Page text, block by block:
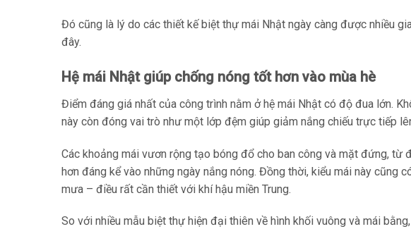
Đó cũng là lý do các thiết kế biệt thự mái Nhật ngày càng được nhiều
đây.
Hệ mái Nhật giúp chống nóng tốt hơn vào mùa hè
Điểm đáng giá nhất của công trình nằm ở hệ mái Nhật có độ đua lớn.
này còn đóng vai trò như một lớp đệm giúp giảm nắng chiếu trực tiếp
Các khoảng mái vươn rộng tạo bóng đổ cho ban công và mặt đứng, từ
hơn đáng kể vào những ngày nắng nóng. Đồng thời, kiểu mái này cũng
mưa – điều rất cần thiết với khí hậu miền Trung.
So với nhiều mẫu biệt thự hiện đại thiên về hình khối vuông và mái